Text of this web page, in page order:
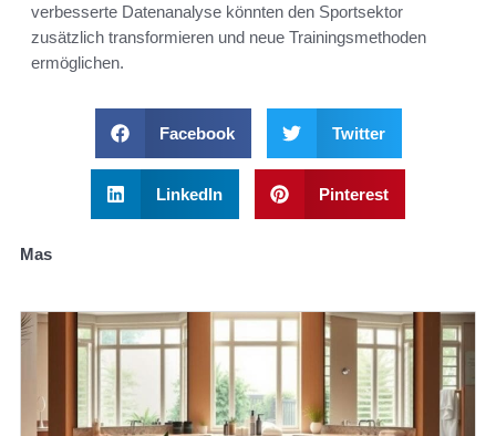
verbesserte Datenanalyse könnten den Sportsektor
zusätzlich transformieren und neue Trainingsmethoden
ermöglichen.
Facebook Twitter
LinkedIn Pinterest
Mas